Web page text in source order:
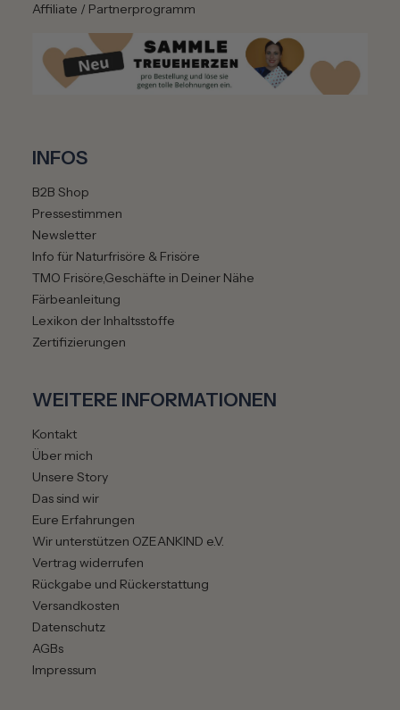
Affiliate / Partnerprogramm
INFOS
B2B Shop
Pressestimmen
Newsletter
Info für Naturfrisöre & Frisöre
TMO Frisöre,Geschäfte in Deiner Nähe
Färbeanleitung
Lexikon der Inhaltsstoffe
Zertifizierungen
WEITERE INFORMATIONEN
Kontakt
Über mich
Unsere Story
Das sind wir
Eure Erfahrungen
Wir unterstützen OZEANKIND e.V.
Vertrag widerrufen
Rückgabe und Rückerstattung
Versandkosten
Datenschutz
AGBs
Impressum